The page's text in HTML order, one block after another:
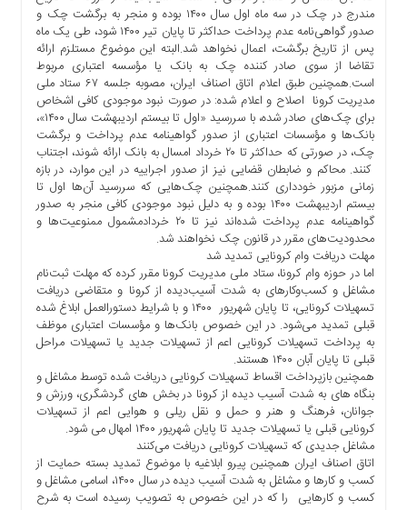
چند
رسانه
ارتباط
برگه
تعرفه
درباره
مندرج در چک در سه ماه اول سال ۱۴۰۰ بوده و منجر به برگشت چک و
صدور گواهی‌نامه عدم پرداخت حداکثر تا پایان تیر ۱۴۰۰ شود، طی یک ماه
پس از تاریخ برگشت، اعمال نخواهد شد.البته این موضوع مستلزم ارائه
تقاضا از سوی صادر کننده چک به بانک یا مؤسسه اعتباری مربوط
است.همچنین طبق اعلام اتاق اصناف ایران، مصوبه جلسه ۶۷ ستاد ملی
مدیریت کرونا اصلاح و اعلام شده: در صورت نبود موجودی کافی اشخاص
برای چک‌های صادر شده، با سررسید «اول تا بیستم اردیبهشت سال ۱۴۰۰»،
بانک‌ها و مؤسسات اعتباری از صدور گواهینامه عدم پرداخت و برگشت
چک، در صورتی که حداکثر تا ۲۰ خرداد امسال به بانک ارائه شوند، اجتناب
کنند. محاکم و ضابطان قضایی نیز از صدور اجراییه در این موارد، در بازه
زمانی مزبور خودداری کنند.همچنین چک‌هایی که سررسید آن‌ها اول تا
بیستم اردیبهشت ۱۴۰۰ بوده و به دلیل نبود موجودی کافی منجر به صدور
گواهینامه عدم پرداخت شده‌اند نیز تا ۲۰ خردادمشمول ممنوعیت‌ها و
محدودیت‌های مقرر در قانون چک نخواهند شد.
مهلت دریافت وام کرونایی تمدید شد
اما در حوزه وام کرونا، ستاد ملی مدیریت کرونا مقرر کرده که مهلت ثبت‌نام
مشاغل و کسب‌وکارهای به شدت آسیب‌دیده از کرونا و متقاضی دریافت
تسهیلات کرونایی، تا پایان شهریور ۱۴۰۰ و با شرایط دستورالعمل ابلاغ شده
قبلی تمدید می‌شود. در این خصوص بانک‌ها و مؤسسات اعتباری موظف
به پرداخت تسهیلات کرونایی اعم از تسهیلات جدید یا تسهیلات مراحل
قبلی تا پایان آبان‌ ۱۴۰۰ هستند.
همچنین بازپرداخت اقساط تسهیلات کرونایی دریافت شده توسط مشاغل و
بنگاه های به شدت آسیب دیده از کرونا در بخش های گردشگری، ورزش و
جوانان، فرهنگ و هنر و حمل و نقل ریلی و هوایی اعم از تسهیلات
کرونایی قبلی یا تسهیلات جدید تا پایان شهریور ۱۴۰۰ امهال می شود.
مشاغل جدیدی که تسهیلات کرونایی دریافت می‌کنند
اتاق اصناف ایران همچنین پیرو ابلاغیه با موضوع تمدید بسته حمایت از
کسب و کارها و مشاغل به شدت آسیب دیده در سال ۱۴۰۰، اسامی مشاغل و
کسب و کارهایی را که در این خصوص به تصویب رسیده است به شرح